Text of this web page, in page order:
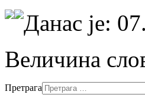
Данас је:
Величина
Претрага